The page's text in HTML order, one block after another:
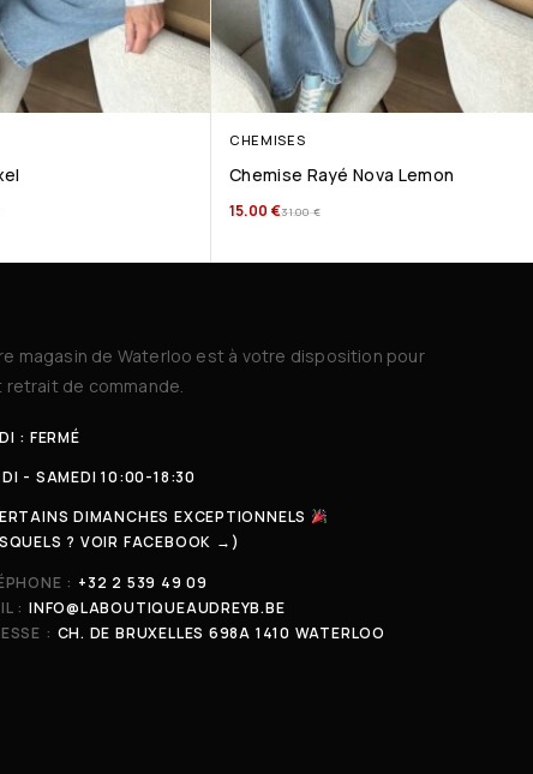
CHEMISES
Chemise Rayé Nova Lemon
31.00€
15.00 €
magasin de Waterloo est à votre disposition pour
retrait de commande.
: FERMÉ
- SAMEDI 10:00-18:30
DIMANCHES EXCEPTIONNELS
? VOIR FACEBOOK →)
: +32 2 539 49 09
: INFO@LABOUTIQUEAUDREYB.BE
: CH. DE BRUXELLES 698A 1410 WATERLOO